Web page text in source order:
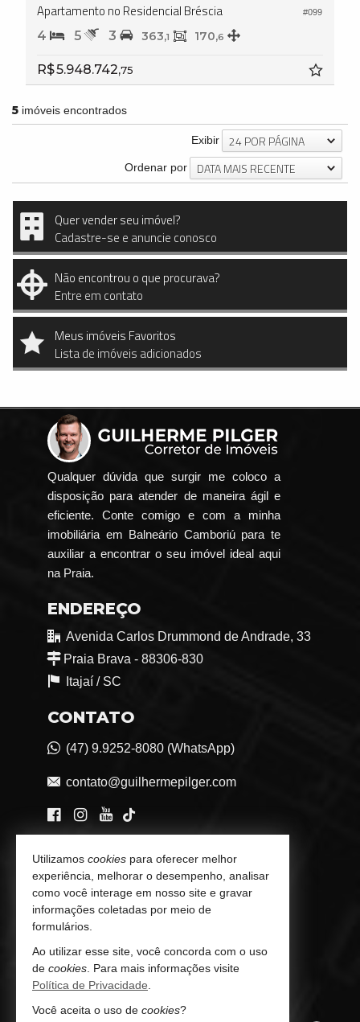
#099
Apartamento no Residencial Bréscia
4 5 3 363,1 170,6
R$ 5.948.742,75
5 imóveis encontrados
Exibir 24 POR PÁGINA
Ordenar por DATA MAIS RECENTE
Quer vender seu imóvel?
Cadastre-se e anuncie conosco
Não encontrou o que procurava?
Entre em contato
Meus imóveis Favoritos
Lista de imóveis adicionados
Qualquer dúvida que surgir me coloco a
disposição para atender de maneira ágil e
eficiente. Conte comigo e com a minha
imobiliária em Balneário Camboriú para te
auxiliar a encontrar o seu imóvel ideal aqui
na Praia.
ENDEREÇO
Avenida Carlos Drummond de Andrade, 33
Praia Brava - 88306-830
Itajaí / SC
CONTATO
(47) 9.9252-8080 (WhatsApp)
contato@guilhermepilger.com
VEJA MAIS
Consultoria Imobiliária Personalizada
trabalhe conosco
Indicadores Financeiros
Imóveis Favoritos
Utilizamos cookies para oferecer melhor
experiência, melhorar o desempenho, analisar
como você interage em nosso site e gravar
informações coletadas por meio de
formulários.
Ao utilizar esse site, você concorda com o uso
de cookies . Para mais informações visite
Política de Privacidade
Você aceita o uso de cookies?